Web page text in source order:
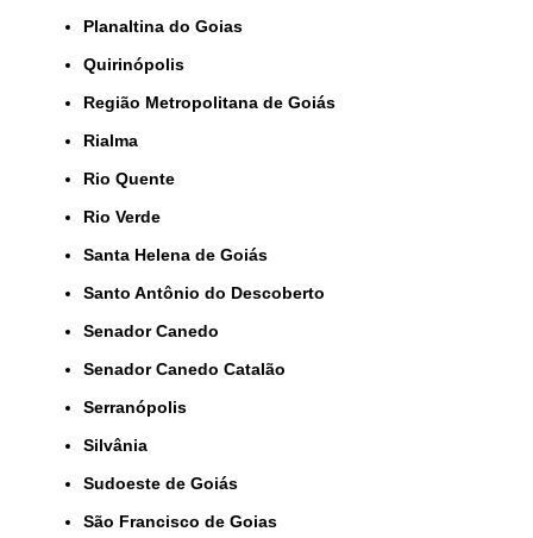
Planaltina do Goias
Quirinópolis
Região Metropolitana de Goiás
Rialma
Rio Quente
Rio Verde
Santa Helena de Goiás
Santo Antônio do Descoberto
Senador Canedo
Senador Canedo Catalão
Serranópolis
Silvânia
Sudoeste de Goiás
São Francisco de Goias